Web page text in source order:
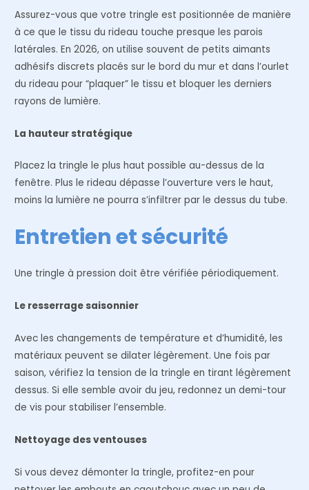
Assurez-vous que votre tringle est positionnée de manière
à ce que le tissu du rideau touche presque les parois
latérales. En 2026, on utilise souvent de petits aimants
adhésifs discrets placés sur le bord du mur et dans l’ourlet
du rideau pour “plaquer” le tissu et bloquer les derniers
rayons de lumière.
La hauteur stratégique
Placez la tringle le plus haut possible au-dessus de la
fenêtre. Plus le rideau dépasse l’ouverture vers le haut,
moins la lumière ne pourra s’infiltrer par le dessus du tube.
Entretien et sécurité
Une tringle à pression doit être vérifiée périodiquement.
Le resserrage saisonnier
Avec les changements de température et d’humidité, les
matériaux peuvent se dilater légèrement. Une fois par
saison, vérifiez la tension de la tringle en tirant légèrement
dessus. Si elle semble avoir du jeu, redonnez un demi-tour
de vis pour stabiliser l’ensemble.
Nettoyage des ventouses
Si vous devez démonter la tringle, profitez-en pour